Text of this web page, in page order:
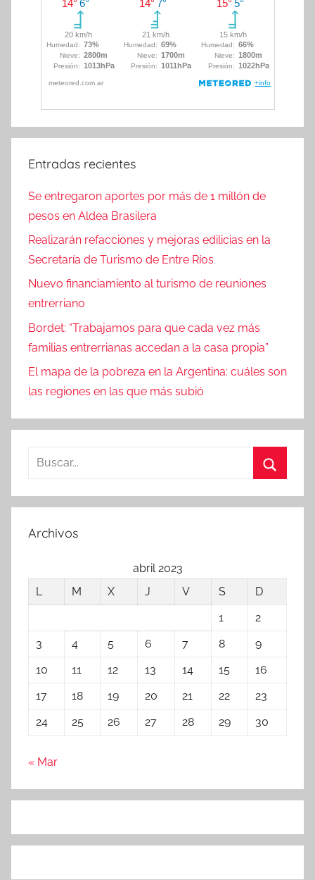
Entradas recientes
Se entregaron aportes por más de 1 millón de
pesos en Aldea Brasilera
Realizarán refacciones y mejoras edilicias en la
Secretaría de Turismo de Entre Ríos
Nuevo financiamiento al turismo de reuniones
entrerriano
Bordet: “Trabajamos para que cada vez más
familias entrerrianas accedan a la casa propia”
El mapa de la pobreza en la Argentina: cuáles son
las regiones en las que más subió
Buscar:
Archivos
abril 2023
L
M X J V S
D
1
2
3
4 5 6 7 8
9
10
11 12 13 14 15
16
17
18 19 20 21 22
23
24
25 26 27 28 29 30
« Mar